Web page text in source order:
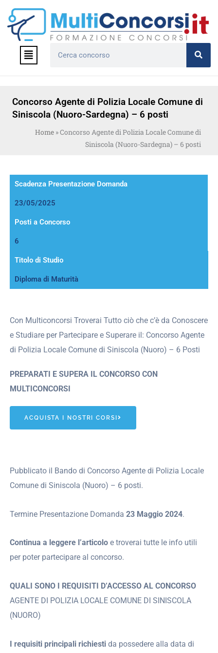
contenuto
Menu
Concorso Agente di Polizia Locale Comune di
Siniscola (Nuoro-Sardegna) – 6 posti
Home »Concorso Agente di Polizia Locale Comune di
Siniscola (Nuoro-Sardegna) – 6 posti
Scadenza Presentazione Domanda
23/05/2025
Posti a Concorso
6
Titolo di Studio
Diploma di Maturità
Con Multiconcorsi Troverai Tutto ciò che c’è da Conoscere
e Studiare per Partecipare e Superare il: Concorso Agente
di Polizia Locale Comune di Siniscola (Nuoro) – 6 Posti
PREPARATI E SUPERA IL CONCORSO CON
MULTICONCORSI
ACQUISTA I NOSTRI CORSI
Pubblicato il Bando di Concorso Agente di Polizia Locale
Comune di Siniscola (Nuoro) – 6 posti.
Termine Presentazione Domanda 23 Maggio 2024.
Continua a leggere l’articolo e troverai tutte le info utili
per poter partecipare al concorso.
QUALI SONO I REQUISITI D’ACCESSO AL CONCORSO
AGENTE DI POLIZIA LOCALE COMUNE DI SINISCOLA
(NUORO)
I requisiti principali richiesti da possedere alla data di